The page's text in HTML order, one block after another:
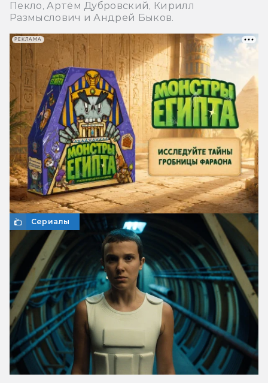
Пекло, Артём Дубровский, Кирилл
Размыслович и Андрей Быков.
Сериалы
РЕКЛАМА